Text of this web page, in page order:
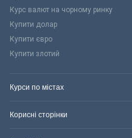
Курс валют на чорному ринку
Купити долар
Купити євро
Купити злотий
Курси по містах
Корисні сторінки